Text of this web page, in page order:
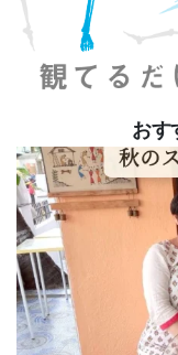
おす